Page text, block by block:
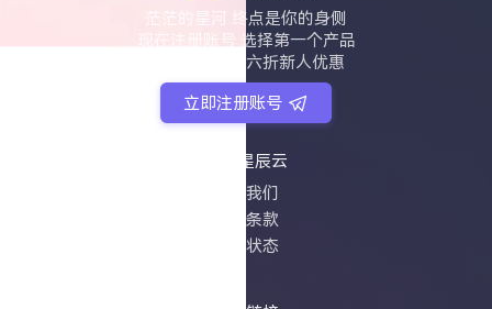
茫茫的星河 终点是你的身侧
现在注册账号 选择第一个产品
新购产品立享六折新人优惠
立即注册账号
关于星辰云
关于我们
服务条款
运行状态